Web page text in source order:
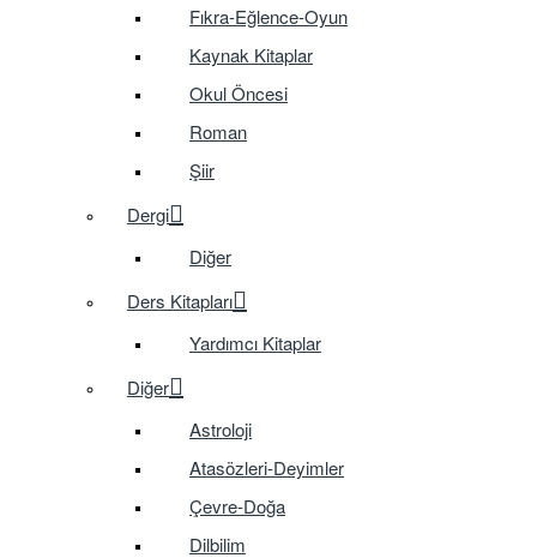
Fıkra-Eğlence-Oyun
Kaynak Kitaplar
Okul Öncesi
Roman
Şiir
Dergi
Diğer
Ders Kitapları
Yardımcı Kitaplar
Diğer
Astroloji
Atasözleri-Deyimler
Çevre-Doğa
Dilbilim